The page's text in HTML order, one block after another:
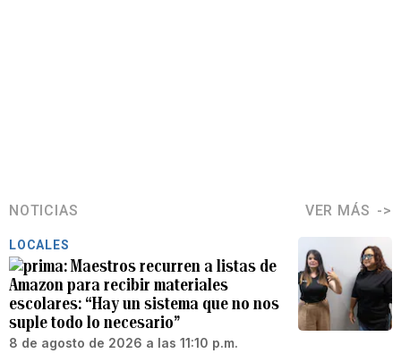
NOTICIAS VER MÁS
LOCALES
Maestros recurren a listas de
Amazon para recibir materiales
escolares: “Hay un sistema que no nos
suple todo lo necesario”
8 de agosto de 2026 a las 11:10 p.m.